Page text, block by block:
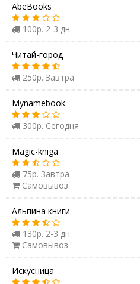
AbeBooks
100р. 2-3 дн.
Читай-город
250р. Завтра
Mynamebook
300р. Сегодня
Magic-kniga
75р. Завтра
Самовывоз
Альпина книги
130р. 2-3 дн.
Самовывоз
Искусница